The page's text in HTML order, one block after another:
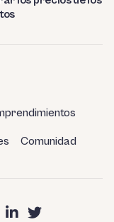
Comunidad